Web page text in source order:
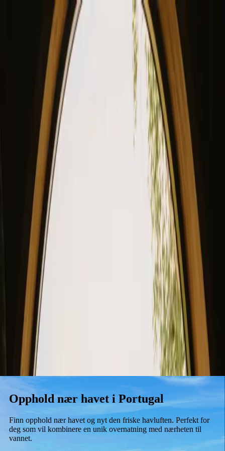
View our site in English? Click here
Opphold Gavekort
Opphold nær havet i Portugal
Finn opphold nær havet og nyt den friske havluften. Perfekt for
deg som vil kombinere en unik overnatning med nærheten til
vannet.